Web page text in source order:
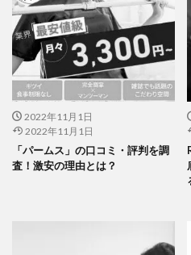
2022年11月1日
2022年11月1日
「パームス」の口コミ・評判を調
査！激安の理由とは？